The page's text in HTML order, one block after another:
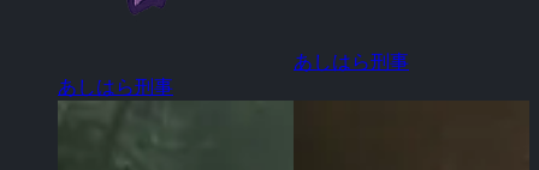
あしはら刑事
あしはら刑事